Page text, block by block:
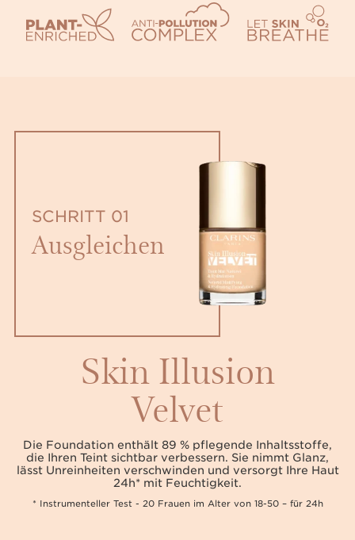
SCHRITT 01
Ausgleichen
Skin Illusion
Velvet
Die Foundation enthält 89 % pflegende Inhaltsstoffe,
die Ihren Teint sichtbar verbessern. Sie nimmt Glanz,
lässt Unreinheiten verschwinden und versorgt Ihre Haut
24h* mit Feuchtigkeit.
* Instrumenteller Test - 20 Frauen im Alter von 18-50 – für 24h